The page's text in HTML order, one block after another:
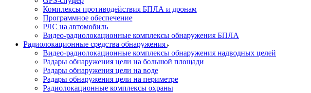
Комплексы противодействия БПЛА и дронам
Программное обеспечение
РЛС на автомобиль
Видео-радиолокационные комплексы обнаружения БПЛА
Радиолокационные средства обнаружения
Видео-радиолокационные комплексы обнаружения надводных целей
Радары обнаружения цели на большой площади
Радары обнаружения цели на воде
Радары обнаружения цели на периметре
Радиолокационные комплексы охраны